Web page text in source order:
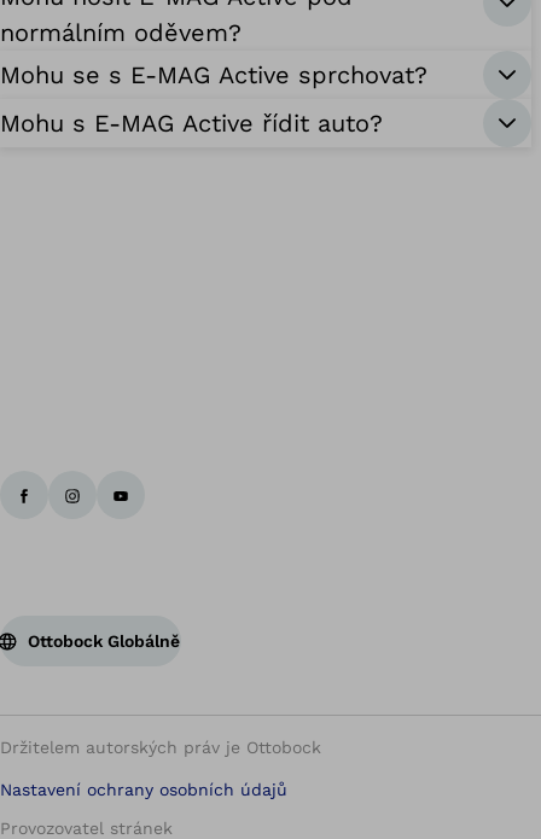
normálním oděvem?
Mohu se s E-MAG Active sprchovat?
Mohu s E-MAG Active řídit auto?
Ottobock Globálně
Držitelem autorských práv je Ottobock
Nastavení ochrany osobních údajů
Provozovatel stránek